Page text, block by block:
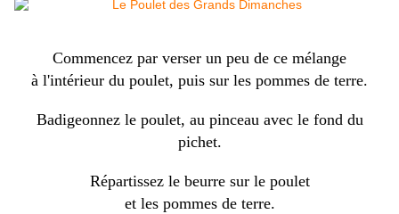
Commencez par verser un peu de ce mélange
à l'intérieur du poulet, puis sur les pommes de terre.
Badigeonnez le poulet, au pinceau avec le fond du
pichet.
Répartissez le beurre sur le poulet
et les pommes de terre.